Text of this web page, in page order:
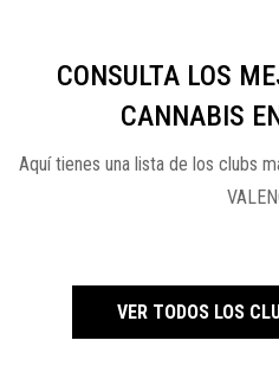
CONSULTA LOS
CANNABIS
Aquí tienes una lista de los clubs
VER TODOS LOS